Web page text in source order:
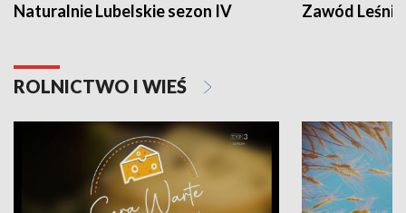
Naturalnie Lubelskie sezon IV Zawód Leśnik
ROLNICTWO I WIEŚ